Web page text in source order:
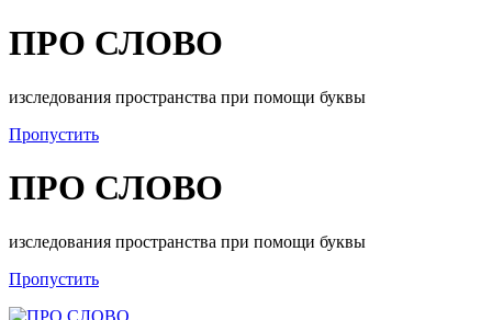
ПРО СЛОВО
изследования пространства при помощи буквы
Пропустить
ПРО СЛОВО
изследования пространства при помощи буквы
Пропустить